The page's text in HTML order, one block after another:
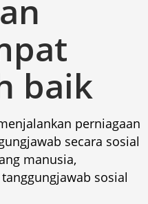
baik
perniagaan
secara sosial
manusia,
sosial